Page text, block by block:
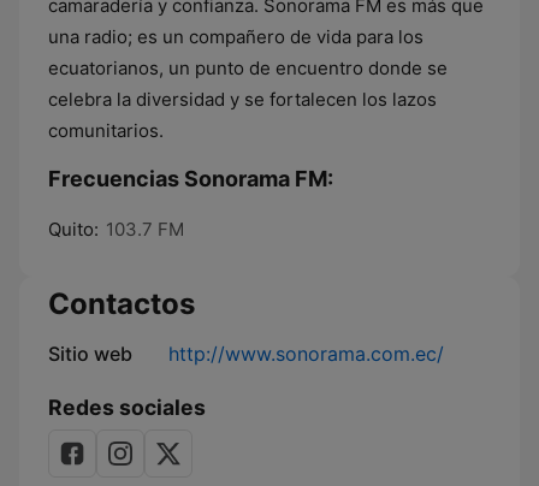
camaradería y confianza. Sonorama FM es más que
una radio; es un compañero de vida para los
ecuatorianos, un punto de encuentro donde se
celebra la diversidad y se fortalecen los lazos
comunitarios.
Frecuencias Sonorama FM:
Quito: 103.7 FM
Contactos
Sitio web http://www.sonorama.com.ec/
Redes sociales